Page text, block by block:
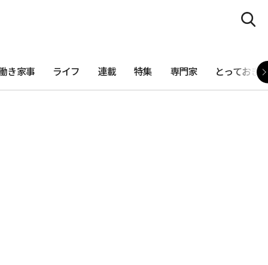
き家事 ライフ 連載 特集 専門家 とっておき